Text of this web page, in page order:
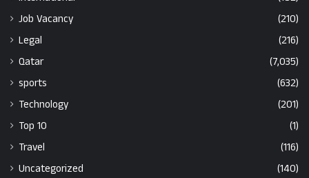
Job Vacancy
(210)
Legal
(216)
Qatar
(7,035)
sports
(632)
Technology
(201)
Top 10
(1)
Travel
(116)
Uncategorized
(140)